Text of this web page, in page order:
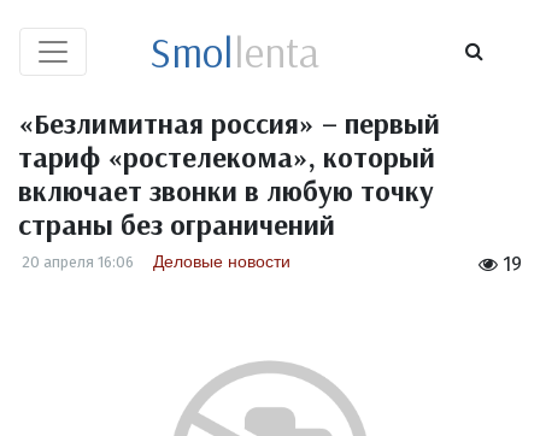
Smollenta
«Безлимитная россия» – первый
тариф «ростелекома», который
включает звонки в любую точку
страны без ограничений
19
20 апреля 16:06 Деловые новости